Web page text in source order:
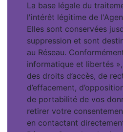
La base légale du
l'intérêt légitime de
Elles sont conservées
suppression et sont
au Réseau.
informatique et libertés
des droits d’accès, de
d’effacement,
de portabilité de vos
retirer votre
en contactant